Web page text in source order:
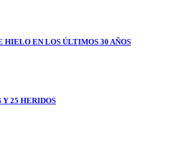
HIELO EN LOS ÚLTIMOS 30 AÑOS
25 HERIDOS